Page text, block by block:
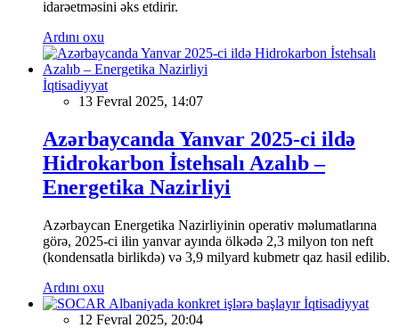
idarəetməsini əks etdirir.
Ardını oxu
İqtisadiyyat
13 Fevral 2025, 14:07
Azərbaycanda Yanvar 2025-ci ildə
Hidrokarbon İstehsalı Azalıb –
Energetika Nazirliyi
Azərbaycan Energetika Nazirliyinin operativ məlumatlarına
görə, 2025-ci ilin yanvar ayında ölkədə 2,3 milyon ton neft
(kondensatla birlikdə) və 3,9 milyard kubmetr qaz hasil edilib.
Ardını oxu
İqtisadiyyat
12 Fevral 2025, 20:04